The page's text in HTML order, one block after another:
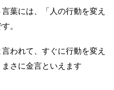
葉には、「人の行動を変え
。
われて、すぐに行動を変え
さに金言といえます